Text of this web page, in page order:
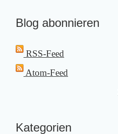
Blog abonnieren
RSS-Feed
Atom-Feed
Kategorien